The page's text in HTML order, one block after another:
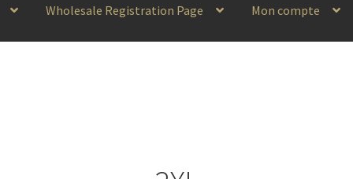
Wholesale Registration Page Mon compte